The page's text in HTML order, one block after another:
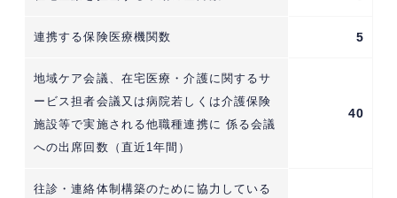
連携する保険医療機関数 5
地域ケア会議、在宅医療・介護に関するサ
ービス担者会議又は病院若しくは介護保険
施設等で実施される他職種連携に 係る会議
への出席回数（直近1年間）
40
往診・連絡体制構築のために協力している